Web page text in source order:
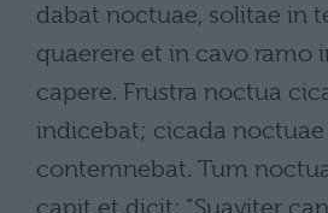
dabat noctuae, solitae in
quaerere et in cavo ramo
capere. Frustra noctua
indicebat; cicada noctuae
contemnebat. Tum